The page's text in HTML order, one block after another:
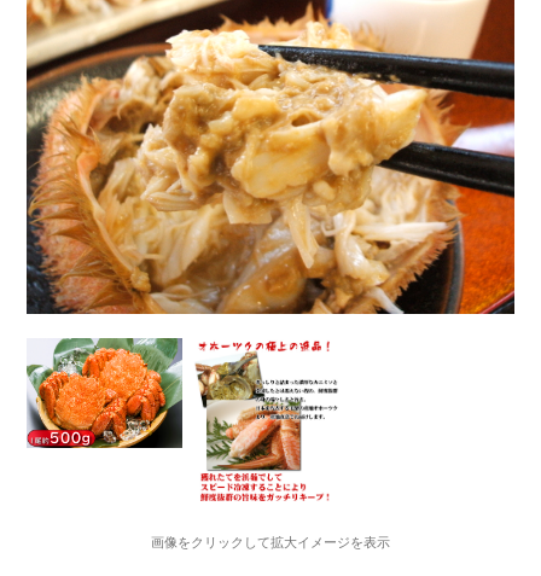
画像をクリックして拡大イメージを表示